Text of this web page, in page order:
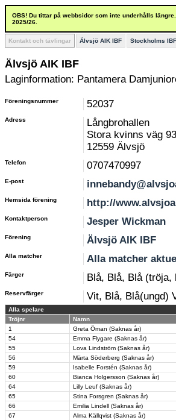
OBS! Du tittar på webbsidor som inte underhålls
2025/26.
Kontakt och tävlingar Älvsjö AIK IBF Stockholms IBF
Älvsjö AIK IBF
Laginformation: Pantamera
Föreningsnummer 52037
Adress
Långbrohallen
Stora kvinns väg 93
12559 Älvsjö
Telefon 0707470997
E-post
Hemsida förening http://
Kontaktperson Jesper Wickman
Förening Älvsjö AIK IBF
Alla matcher Alla matcher
Färger Blå, Blå, Blå (tröja,
Reservfärger Vit, Blå, Blå(ungd)
Alla spelare
Tröjnr
Namn
1
Greta Öman (Saknas år)
54
Emma Flygare (Saknas år)
55
Lova Lindström (Saknas år)
56
Märta Söderberg (Saknas år)
59
Isabelle Forstén (Saknas år)
60
Bianca Holgersson (Saknas år)
64
Lilly Leuf (Saknas år)
65
Stina Forsgren (Saknas år)
66
Emilia Lindell (Saknas år)
67
Alma Källqvist (Saknas år)